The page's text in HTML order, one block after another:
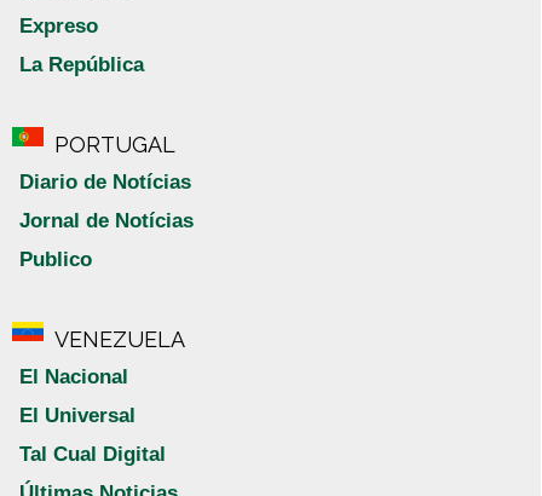
Expreso
La República
PORTUGAL
Diario de Notícias
Jornal de Notícias
Publico
VENEZUELA
El Nacional
El Universal
Tal Cual Digital